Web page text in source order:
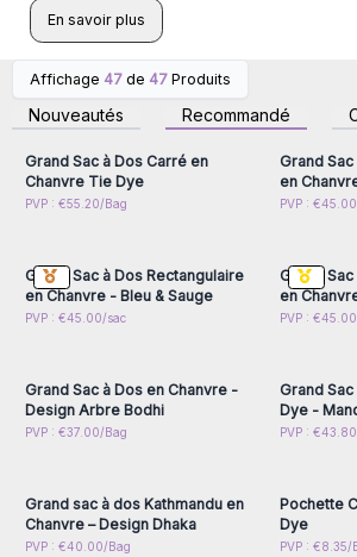
En savoir plus
Affichage 47 de 47 Produits
Nouveautés Recommandé
Connectez-vous ou
inscrivez-vous pour
accéder aux prix de gros
Grand Sac à Dos Carré en
Chanvre Tie Dye
PVP : €55.20/Bag
Grand
en
PVP :
Connectez-vous ou
Grand Sac à Dos Rectangulaire
en Chanvre - Bleu & Sauge
PVP : €45.00/sac
Grand
en
PVP :
Connectez-vous ou
Grand Sac à Dos en Chanvre -
Design Arbre Bodhi
PVP : €37.00/Bag
Grand
Dye -
PVP :
Connectez-vous ou
Grand sac à dos Kathmandu en
Chanvre – Design Dhaka
PVP : €40.00/Bag
Pochette
Dye
PVP : €8.35/
Connectez-vous ou